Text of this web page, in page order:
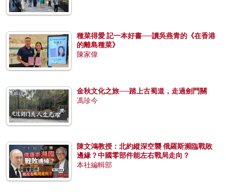
種菜得愛 記一本好書──讀吳燕青的《在香港
的離島種菜》
陳家偉
金秋文化之旅──踏上古蜀道，走過劍門關
馮珍今
陳文鴻教授：北約縱深空襲 俄羅斯瀕臨戰敗
邊緣？中國零部件能左右戰局走向？
本社編輯部